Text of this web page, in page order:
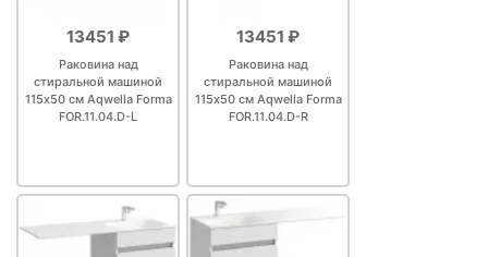
13451 ₽
Раковина над
стиральной машиной
115х50 см Aqwella Forma
FOR.11.04.D-L
13451 ₽
Раковина над
стиральной машиной
115х50 см Aqwella Forma
FOR.11.04.D-R